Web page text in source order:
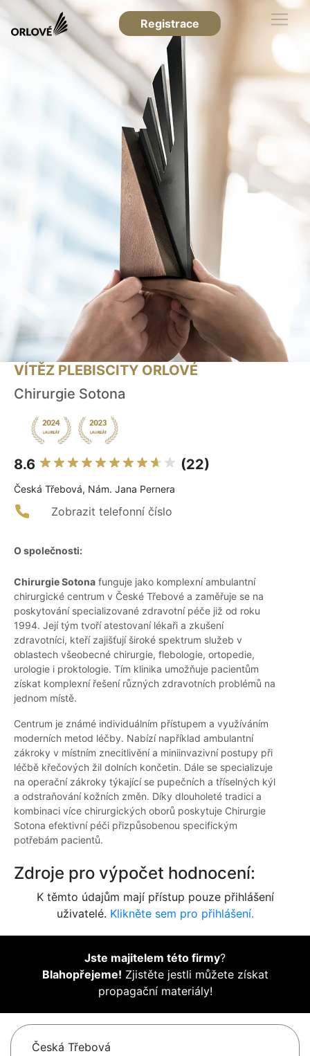
Registrace
VÍTĚZ PLEBISCITY ORLOVÉ
Chirurgie Sotona
8.6 (22)
Česká Třebová, Nám. Jana Pernera
Zobrazit telefonní číslo
O společnosti:
Chirurgie Sotona funguje jako komplexní ambulantní
chirurgické centrum v České Třebové a zaměřuje se na
poskytování specializované zdravotní péče již od roku
1994. Její tým tvoří atestovaní lékaři a zkušení
zdravotníci, kteří zajišťují široké spektrum služeb v
oblastech všeobecné chirurgie, flebologie, ortopedie,
urologie i proktologie. Tím klinika umožňuje pacientům
získat komplexní řešení různých zdravotních problémů na
jednom místě.
Centrum je známé individuálním přístupem a využíváním
moderních metod léčby. Nabízí například ambulantní
zákroky v místním znecitlivění a miniinvazivní postupy při
léčbě křečových žil dolních končetin. Dále se specializuje
na operační zákroky týkající se pupečních a tříselných kýl
a odstraňování kožních změn. Díky dlouholeté tradici a
kombinaci více chirurgických oborů poskytuje Chirurgie
Sotona efektivní péči přizpůsobenou specifickým
potřebám pacientů.
Zdroje pro výpočet hodnocení:
K těmto údajům mají přístup pouze přihlášení
uživatelé. Klikněte sem pro přihlášení.
Jste majitelem této firmy?
Blahopřejeme! Zjistěte jestli můžete získat
propagační materiály!
Česká Třebová